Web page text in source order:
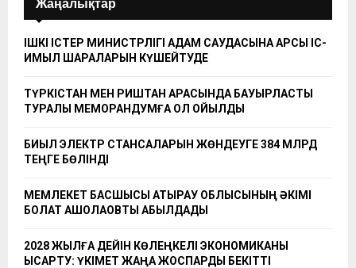
Жаңалықтар
ІШКІ ІСТЕР МИНИСТРЛІГІ АДАМ САУДАСЫНА ҚАРСЫ ІС-
ҚИМЫЛ ШАРАЛАРЫН КҮШЕЙТУДЕ
ТҮРКІСТАН МЕН РИШТАН АРАСЫНДА БАУЫРЛАСТЫҚ
ТУРАЛЫ МЕМОРАНДУМҒА ҚОЛ ҚОЙЫЛДЫ
БИЫЛ ЭЛЕКТР СТАНСАЛАРЫН ЖӨНДЕУГЕ 384 МЛРД
ТЕҢГЕ БӨЛІНДІ
МЕМЛЕКЕТ БАСШЫСЫ АТЫРАУ ОБЛЫСЫНЫҢ ӘКІМІ
БОЛАТ АҚШОЛАҚОВТЫ ҚАБЫЛДАДЫ
2028 ЖЫЛҒА ДЕЙІН КӨЛЕҢКЕЛІ ЭКОНОМИКАНЫ
ҚЫСҚАРТУ: ҮКІМЕТ ЖАҢА ЖОСПАРДЫ БЕКІТТІ